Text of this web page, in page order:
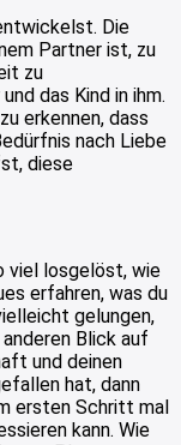
Die
Partner ist, zu
zu
das Kind in ihm.
erkennen, dass
nach Liebe
diese
viel losgelöst, wie
erfahren, was du
gelungen,
Blick auf
und deinen
hat, dann
ersten Schritt mal
kann. Wie